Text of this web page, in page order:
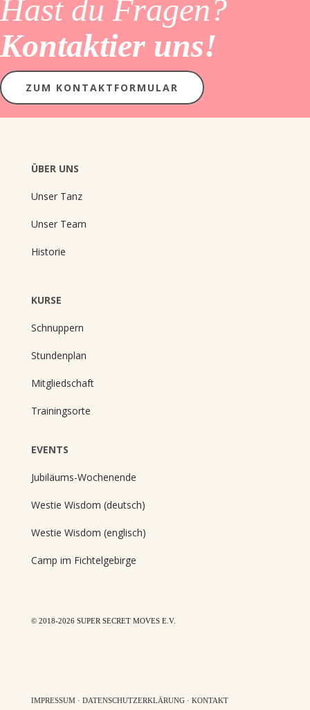
Hast du Fragen?
Kontaktier uns!
ZUM KONTAKTFORMULAR
ÜBER UNS
Unser Tanz
Unser Team
Historie
KURSE
Schnuppern
Stundenplan
Mitgliedschaft
Trainingsorte
EVENTS
Jubiläums-Wochenende
Westie Wisdom (deutsch)
Westie Wisdom (englisch)
Camp im Fichtelgebirge
© 2018-2026 SUPER SECRET MOVES E.V.
IMPRESSUM· DATENSCHUTZERKLÄRUNG· KONTAKT